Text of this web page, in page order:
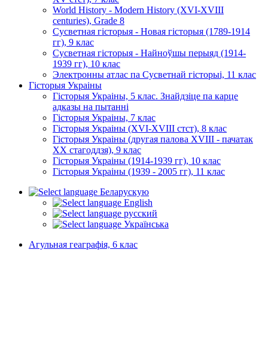
World History - Modern History (XVI-XVIII
centuries), Grade 8
Сусветная гісторыя - Новая гісторыя (1789-1914
гг), 9 клас
Сусветная гісторыя - Найноўшы перыяд (1914-
1939 гг), 10 клас
Электронны атлас па Сусветнай гісторыі, 11 клас
Гісторыя Украіны
Гісторыя Украіны, 5 клас. Знайдзіце па карце
адказы на пытанні
Гісторыя Украіны, 7 клас
Гісторыя Украіны (XVI-XVIII стст), 8 клас
Гісторыя Украіны (другая палова XVIII - пачатак
XX стагоддзя), 9 клас
Гісторыя Украіны (1914-1939 гг), 10 клас
Гісторыя Украіны (1939 - 2005 гг), 11 клас
Беларускую
English
русский
Українська
Агульная геаграфія, 6 клас